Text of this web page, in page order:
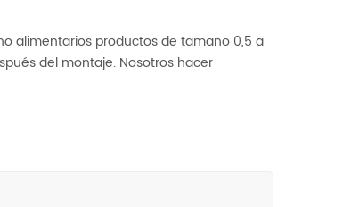
alimentarios productos de tamaño 0,5 a
del montaje. Nosotros hacer